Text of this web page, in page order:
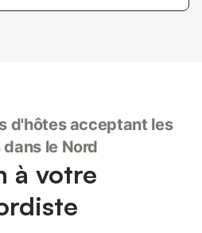
d'hôtes acceptant les
le Nord
à votre